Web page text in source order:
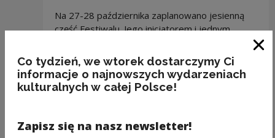
Na 27-28 października zaplanowano jesienną
część Festiwalu. Jego inicjatorem i jednym
Artystycznej „Hemetyczny Garaż”.
Zobacz również
Co tydzień, we wtorek dostarczymy Ci
informacje o najnowszych wydarzeniach
kulturalnych w całej Polsce!
Zapisz się na nasz newsletter!